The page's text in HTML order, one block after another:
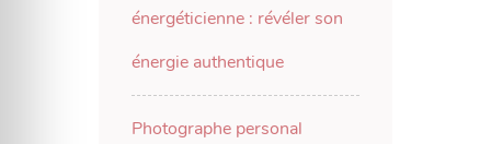
énergéticienne : révéler son
énergie authentique
Photographe personal